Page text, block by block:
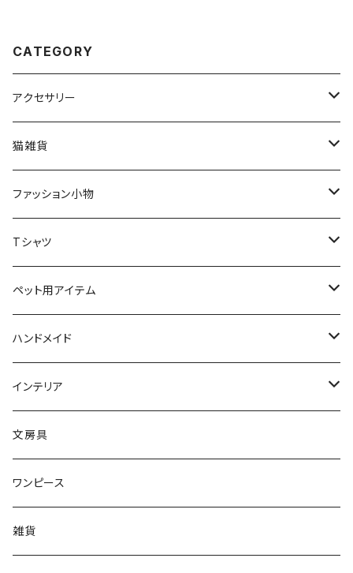
CATEGORY
アクセサリー
猫アクセサリー
ネックレス
ブローチ
ブローチ
ネックレス
リング
ピアス
猫雑貨
インテリア
オブジェ
小物入れ
スマホケース
文房具
ファッション小物
スカーフ
ソックス
バッグ
ボタン
タオル
ルームシューズ
レギンス
Tシャツ
猫ちゃん用アイテム
首輪
ペット用アイテム
首輪
ハンドメイド
猫ブローチ
ワッペン
インテリア
クッションカバー
文房具
ワンピース
雑貨